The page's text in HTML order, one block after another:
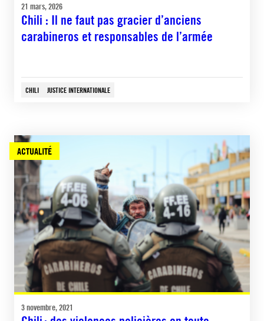
21 mars, 2026
Chili : Il ne faut pas gracier d’anciens
carabineros et responsables de l’armée
CHILI JUSTICE INTERNATIONALE
ACTUALITÉ
3 novembre, 2021